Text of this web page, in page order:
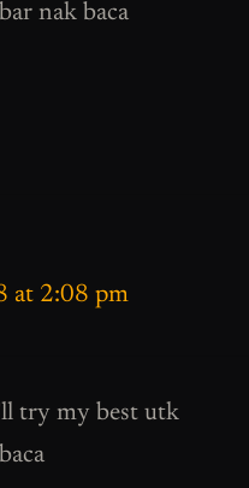
nak baca
at 2:08 pm
try my best utk